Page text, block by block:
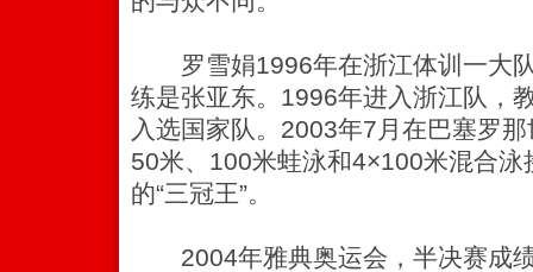
罗雪娟1996年在浙江体训一大队
练是张亚东。1996年进入浙江队，
入选国家队。2003年7月在巴塞罗
50米、100米蛙泳和4×100米混合
的“三冠王”。
2004年雅典奥运会，半决赛成